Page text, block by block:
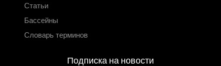
Статьи
Бассейны
Словарь терминов
Подписка на новости